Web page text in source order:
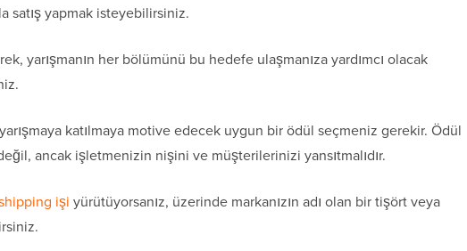
satış yapmak isteyebilirsiniz.
yarışmanın her bölümünü bu hedefe ulaşmanıza yardımcı olacak
katılmaya motive edecek uygun bir ödül seçmeniz gerekir. Ödül
ancak işletmenizin nişini ve müşterilerinizi yansıtmalıdır.
işi yürütüyorsanız, üzerinde markanızın adı olan bir tişört veya